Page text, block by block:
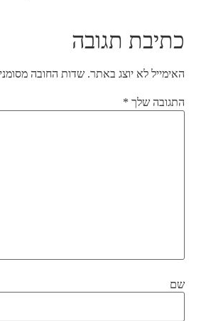
כתיבת תגובה
האימייל לא יוצג באתר. שדות החובה
התגובה שלך *
שם